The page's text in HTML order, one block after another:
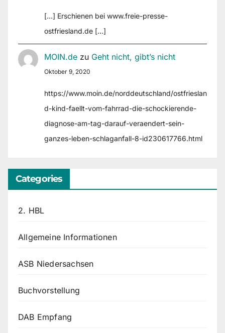
[…] Erschienen bei www.freie-presse-
ostfriesland.de […]
MOIN.de zu Geht nicht, gibt’s nicht
Oktober 9, 2020
https://www.moin.de/norddeutschland/ostfrieslan
d-kind-faellt-vom-fahrrad-die-schockierende-
diagnose-am-tag-darauf-veraendert-sein-
ganzes-leben-schlaganfall-8-id230617766.html
Categories
2. HBL
Allgemeine Informationen
ASB Niedersachsen
Buchvorstellung
DAB Empfang